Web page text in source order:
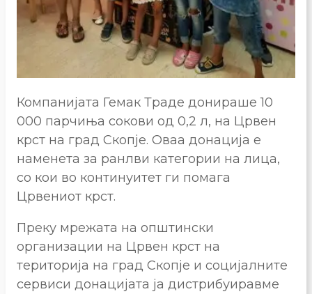
Компанијата Гемак Траде донираше 10
000 парчиња сокови од 0,2 л, на Црвен
крст на град Скопје. Оваа донација е
наменета за ранлви категории на лица,
со кои во континуитет ги помага
Црвениот крст.
Преку мрежата на општински
организации на Црвен крст на
територија на град Скопје и социјалните
сервиси донацијата ја дистрибуиравме